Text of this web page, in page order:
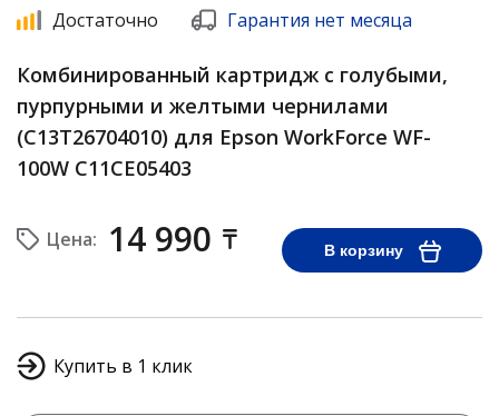
Достаточно Гарантия нет месяца
Комбинированный картридж с голубыми,
пурпурными и желтыми чернилами
(C13T26704010) для Epson WorkForce WF-
100W C11CE05403
Цена: 14 990 В корзину
Купить в 1 клик